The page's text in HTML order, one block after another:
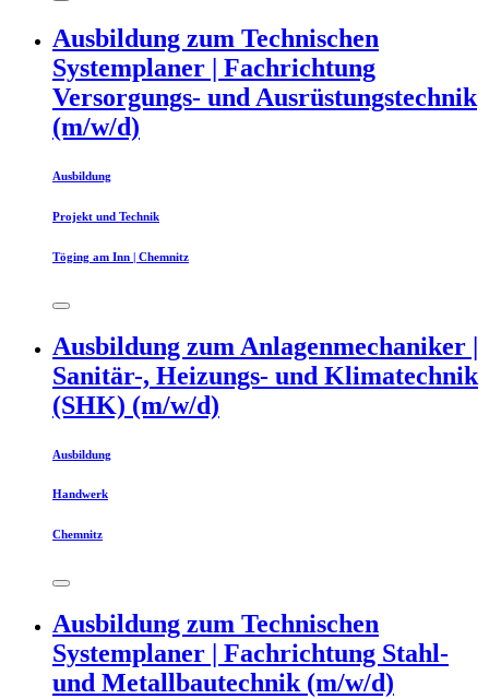
Ausbildung zum Technischen
Systemplaner | Fachrichtung
Versorgungs- und Ausrüstungstechnik
(m/w/d)
Ausbildung
Projekt und Technik
Töging am Inn | Chemnitz
Ausbildung zum Anlagenmechaniker |
Sanitär-, Heizungs- und Klimatechnik
(SHK) (m/w/d)
Ausbildung
Handwerk
Chemnitz
Ausbildung zum Technischen
Systemplaner | Fachrichtung Stahl-
und Metallbautechnik (m/w/d)